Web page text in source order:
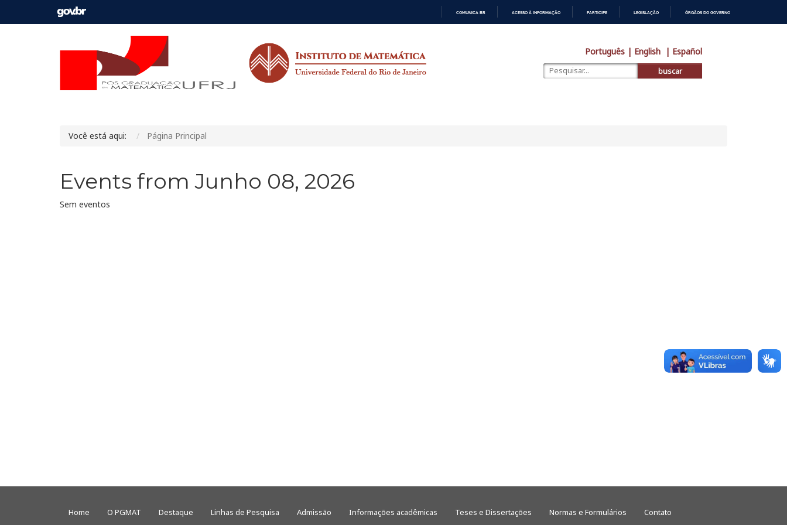
CONTEÚDO
COMUNICA BR ACESSO À INFORMAÇÃO PARTICIPE LEGISLAÇÃO ÓRGÃOS DO GOVERNO
Português | English | Español
buscar
Você está aqui: Página Principal
Events from Junho 08, 2026
Sem eventos
Home O PGMAT Destaque Linhas de Pesquisa Admissão Informações acadêmicas Teses e Dissertações Normas e Formulários Contato